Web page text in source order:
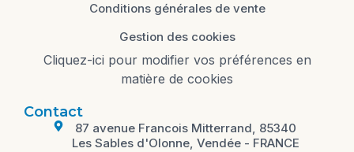
Conditions générales de vente
Gestion des cookies
Cliquez-ici pour modifier vos préférences en
matière de cookies
Contact
87 avenue Francois Mitterrand, 85340
Les Sables d'Olonne, Vendée - FRANCE